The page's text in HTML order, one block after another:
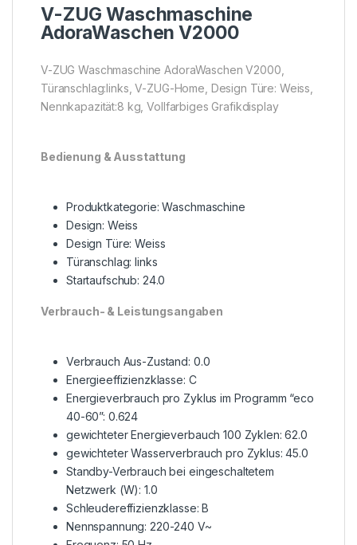
V-ZUG Waschmaschine
AdoraWaschen V2000
V-ZUG Waschmaschine AdoraWaschen V2000,
Türanschlag:links, V-ZUG-Home, Design Türe: Weiss,
Nennkapazität:8 kg, Vollfarbiges Grafikdisplay
Bedienung & Ausstattung
Produktkategorie: Waschmaschine
Design: Weiss
Design Türe: Weiss
Türanschlag: links
Startaufschub: 24.0
Verbrauch- & Leistungsangaben
Verbrauch Aus-Zustand: 0.0
Energieeffizienzklasse: C
Energieverbrauch pro Zyklus im Programm “eco
40-60”: 0.624
gewichteter Energieverbauch 100 Zyklen: 62.0
gewichteter Wasserverbrauch pro Zyklus: 45.0
Standby-Verbrauch bei eingeschaltetem
Netzwerk (W): 1.0
Schleudereffizienzklasse: B
Nennspannung: 220-240 V~